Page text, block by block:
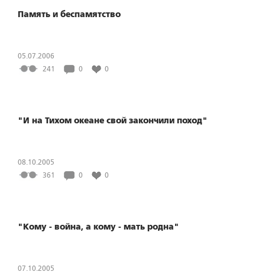
Память и беспамятство
05.07.2006
241
0 0
"И на Тихом океане свой закончили поход"
08.10.2005
361
0 0
"Кому - война, а кому - мать родна"
07.10.2005